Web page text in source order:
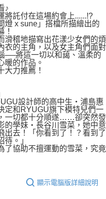
個別帳號之用戶狀況，依本公司即
不足之情形，本公司將視審查結果
訊註冊。若發現惡意使用之情形，
之使用額度並採取法律行動。
費
查看運費
♪
將託付在這場約會上......!?
燈 x sune」搭檔所描繪出的
！
稽地描寫出花漾少女們的煩
衣的主角，以及女主角們面對
──將這一切以和藹、溫柔的
暖的作品。
力推薦！
設計師的高中生・浦島惠
定和RYUGU旗下模特兒們一
一切都十分順遂……卻突然發
的學妹・長谷川雪菜，她中意
出去！「你看到了！？看到了
。」
了協助不擅運動的雪菜，究竟
顯示電腦版詳細說明